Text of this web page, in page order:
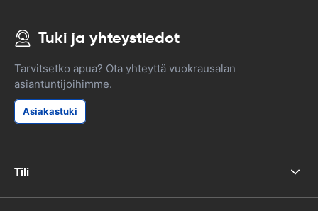
Tuki ja yhteystiedot
Tarvitsetko apua? Ota yhteyttä vuokrausalan
asiantuntijoihimme.
Asiakastuki
Tili